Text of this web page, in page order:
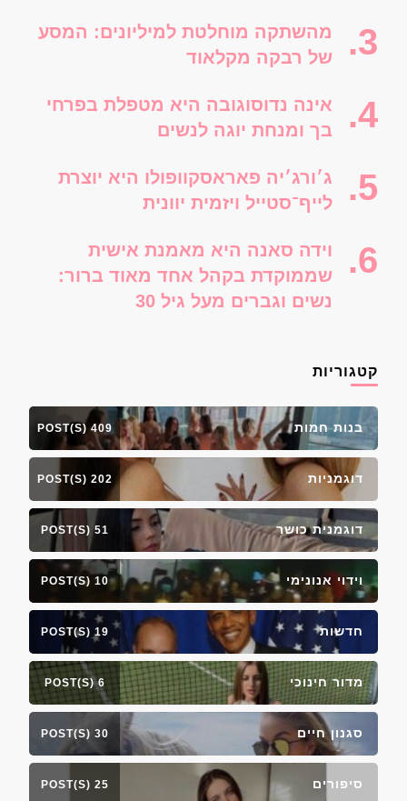
מהשתקה מוחלטת למיליונים: המסע
של רבקה מקלאוד
אינה נדוסוגובה היא מטפלת בפרחי
בך ומנחת יוגה לנשים
ג׳ורג׳יה פאראסקוופולו היא יוצרת
לייף־סטייל ויזמית יוונית
וידה סאנה היא מאמנת אישית
שממוקדת בקהל אחד מאוד ברור:
נשים וגברים מעל גיל 30
קטגוריות
בנות חמות 409 POST(S)
דוגמניות 202 POST(S)
דוגמנית כושר 51 POST(S)
וידוי אנונימי 10 POST(S)
חדשות 19 POST(S)
מדור חינוכי 6 POST(S)
סגנון חיים 30 POST(S)
סיפורים 25 POST(S)